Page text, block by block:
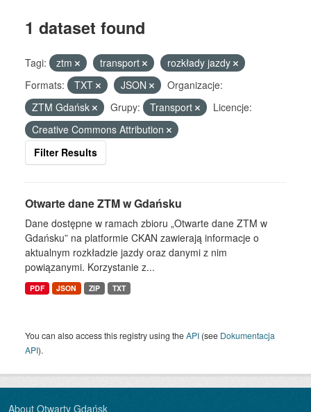
1 dataset found
Tagi: ztm transport
rozkłady jazdy
Formats:
TXT JSON
Organizacje:
ZTM Gdańsk
Grupy: Transport
Licencje:
Creative Commons Attribution
Filter Results
Otwarte dane ZTM w Gdańsku
Dane dostępne w ramach zbioru „Otwarte dane ZTM w
Gdańsku” na platformie CKAN zawierają informacje o
aktualnym rozkładzie jazdy oraz danymi z nim
powiązanymi. Korzystanie z...
PDF JSON ZIP TXT
You can also access this registry using theAPI (see Dokumentacja
API).
About Otwarty Gdańsk